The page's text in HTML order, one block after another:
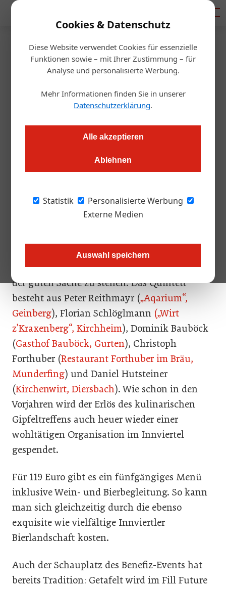
Cookies & Datenschutz
Diese Website verwendet Cookies für essenzielle
Funktionen sowie – mit Ihrer Zustimmung – für
Analyse und personalisierte Werbung.
Mehr Informationen finden Sie in unserer
Datenschutzerklärung.
Alle akzeptieren
Ablehnen
Statistik
Personalisierte Werbung
Externe Medien
Auswahl speichern
Startseite/Allgemein
Charity
Fünf Köche und ein Menü für
den guten Zweck
Innviertler Haubenköche stellen sich wieder in den Dienst der
wieder wieder gemeinsam aufgekocht. Der Erlös der
Veranstaltung am Donnerstag, 28. April, dient wie immer
Die Innviertler Kochelite trifft sich im
Future Dome in Gurten, um sich in den Dienst
der guten Sache zu stellen. Das Quintett
besteht aus Peter Reithmayr („Aqarium“,
Geinberg), Florian Schlöglmann („Wirt
z’Kraxenberg“, Kirchheim), Dominik Bauböck
(Gasthof Bauböck, Gurten), Christoph
Forthuber (Restaurant Forthuber im Bräu,
Munderfing) und Daniel Hutsteiner
(Kirchenwirt, Diersbach). Wie schon in den
Vorjahren wird der Erlös des kulinarischen
Gipfeltreffens auch heuer wieder einer
wohltätigen Organisation im Innviertel
gespendet.
Für 119 Euro gibt es ein fünfgängiges Menü
inklusive Wein- und Bierbegleitung. So kann
man sich gleichzeitig durch die ebenso
exquisite wie vielfältige Innviertler
Bierlandschaft kosten.
Auch der Schauplatz des Benefiz-Events hat
bereits Tradition: Getafelt wird im Fill Future